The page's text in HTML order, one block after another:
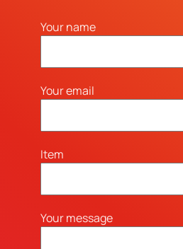
Your name
Your email
Item
Your message